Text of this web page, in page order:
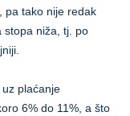
pa tako nije redak
stopa niža, tj. po
plaćanje
6% do 11%, a što